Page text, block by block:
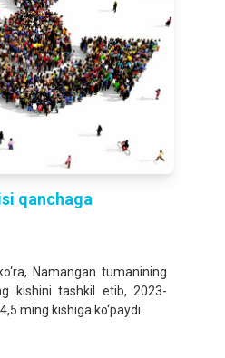
qanchaga
Namangan tumanining
kishini tashkil etib, 2023-
ming kishiga ko‘paydi.